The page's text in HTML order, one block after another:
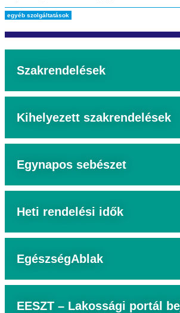
egyéb szolgáltatások
Szakrendelések
Kihelyezett szakrendelések
Egynapos sebészet
Heti rendelési idők
EgészségAblak
EESZT – Lakossági portál